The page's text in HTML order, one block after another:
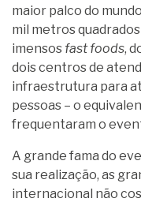
maior palco do
mil metros
imensos fast foods,
dois centros de
infraestrutura para
pessoas – o
frequentaram o
A grande fama do
sua realização, as
internacional não